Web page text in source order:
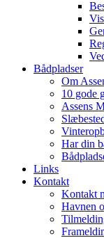
Bådpladser
Om
10 gode
Assens
Har din
Links
Kontakt
Kontakt
Havnen